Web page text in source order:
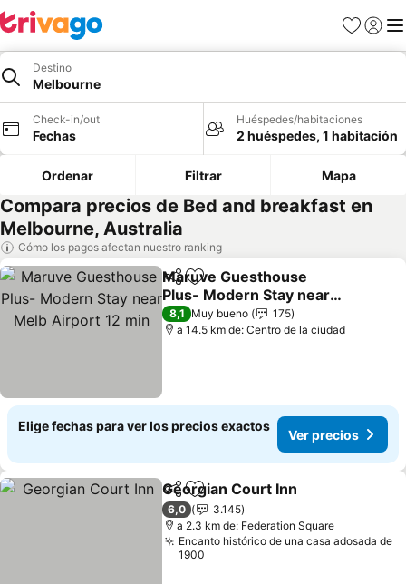
Favoritos
Iniciar
Destino
Melbourne
Check-in/out
Fechas
Huéspedes/habitaciones
2 huéspedes, 1 habitación
Ordenar Filtrar Mapa
Compara precios de Bed and breakfast en
Melbourne, Australia
Cómo los pagos afectan nuestro ranking
CompartirAgregar a favoritos
Maruve Guesthouse
Plus- Modern Stay near
Melb Airport 12 min
8,1 Muy bueno
175
a 14.5 km de: Centro de la ciudad
Elige fechas para ver los precios exactos
Ver precios
CompartirAgregar a favoritos
Georgian Court Inn
6,0
3.145
a 2.3 km de: Federation Square
Encanto histórico de una casa adosada de
1900